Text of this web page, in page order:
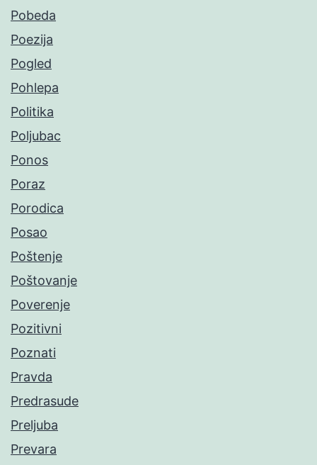
Pobeda
Poezija
Pogled
Pohlepa
Politika
Poljubac
Ponos
Poraz
Porodica
Posao
Poštenje
Poštovanje
Poverenje
Pozitivni
Poznati
Pravda
Predrasude
Preljuba
Prevara